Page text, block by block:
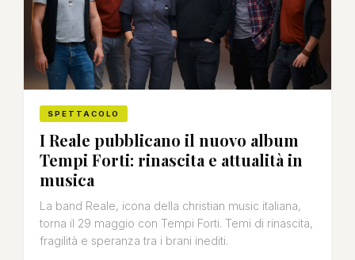
SPETTACOLO
I Reale pubblicano il nuovo album
Tempi Forti: rinascita e attualità in
musica
La band Reale, icona della christian music italiana,
torna il 29 maggio con Tempi Forti. Temi di rinascita,
fragilità e speranza tra i brani inediti.